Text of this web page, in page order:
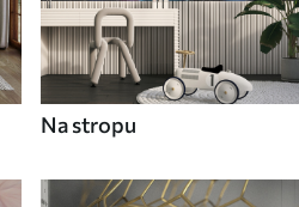
Na stropu